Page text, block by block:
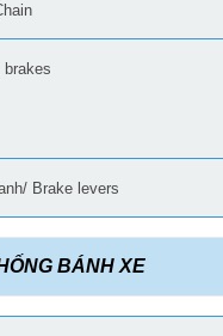
brakes
Brake levers
BÁNH XE